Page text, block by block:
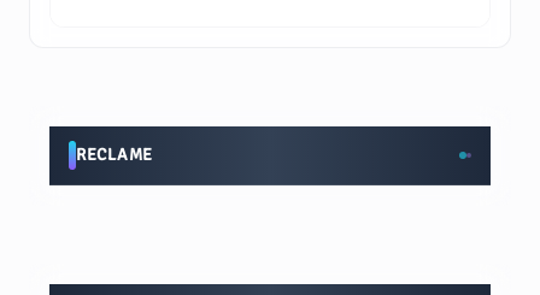
RECLAME